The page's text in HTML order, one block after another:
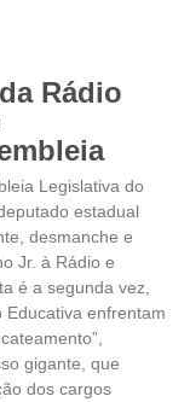
Rádio
Legislativa do
estadual
desmanche e
Jr. à Rádio e
é a segunda vez,
Educativa enfrentam
gigante, que
dos cargos